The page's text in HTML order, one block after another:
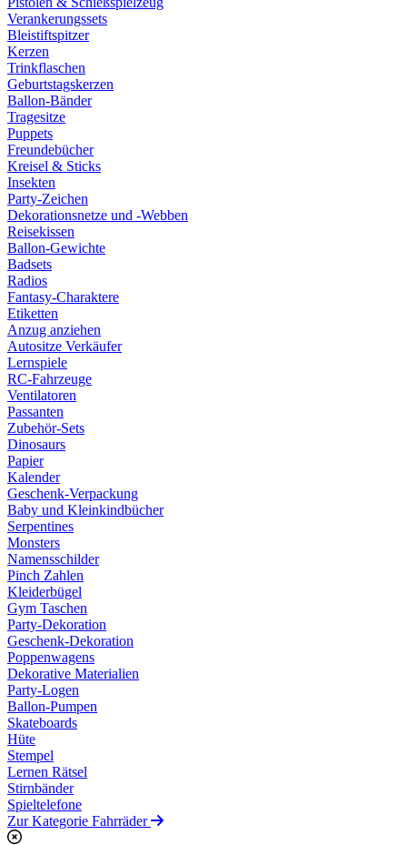
Verankerungssets
Bleistiftspitzer
Kerzen
Trinkflaschen
Geburtstagskerzen
Ballon-Bänder
Tragesitze
Puppets
Freundebücher
Kreisel & Sticks
Insekten
Party-Zeichen
Dekorationsnetze und -Webben
Reisekissen
Ballon-Gewichte
Badsets
Radios
Fantasy-Charaktere
Etiketten
Anzug anziehen
Autositze Verkäufer
Lernspiele
RC-Fahrzeuge
Ventilatoren
Passanten
Zubehör-Sets
Dinosaurs
Papier
Kalender
Geschenk-Verpackung
Baby und Kleinkindbücher
Serpentines
Monsters
Namensschilder
Pinch Zahlen
Kleiderbügel
Gym Taschen
Party-Dekoration
Geschenk-Dekoration
Poppenwagens
Dekorative Materialien
Party-Logen
Ballon-Pumpen
Skateboards
Hüte
Stempel
Lernen Rätsel
Stirnbänder
Spieltelefone
Zur Kategorie Fahrräder